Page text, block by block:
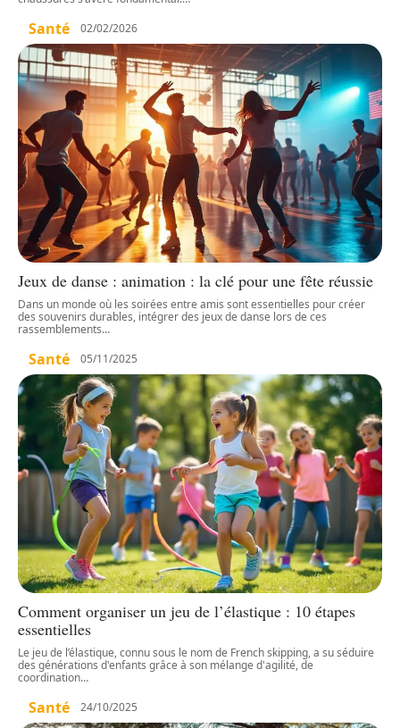
Santé 02/02/2026
Jeux de danse : animation : la clé pour une fête réussie
Dans un monde où les soirées entre amis sont essentielles pour créer
des souvenirs durables, intégrer des jeux de danse lors de ces
rassemblements…
Santé 05/11/2025
Comment organiser un jeu de l’élastique : 10 étapes
essentielles
Le jeu de l’élastique, connu sous le nom de French skipping, a su séduire
des générations d'enfants grâce à son mélange d'agilité, de
coordination…
Santé 24/10/2025